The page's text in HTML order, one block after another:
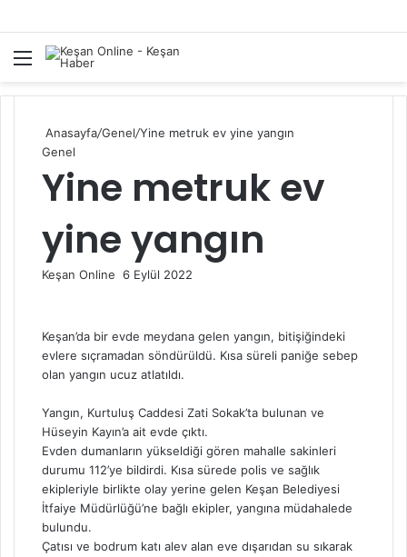
Menü
Anasayfa/Genel/Yine metruk ev yine yangın
Genel
Yine metruk ev
yine yangın
Keşan Online Bir
göndermek
6 Eylül 2022
Keşan’da bir evde meydana gelen yangın, bitişiğindeki
evlere sıçramadan söndürüldü. Kısa süreli paniğe sebep
olan yangın ucuz atlatıldı.
Yangın, Kurtuluş Caddesi Zati Sokak’ta bulunan ve
Hüseyin Kayın’a ait evde çıktı.
Evden dumanların yükseldiği gören mahalle sakinleri
durumu 112’ye bildirdi. Kısa sürede polis ve sağlık
ekipleriyle birlikte olay yerine gelen Keşan Belediyesi
İtfaiye Müdürlüğü’ne bağlı ekipler, yangına müdahalede
bulundu.
Çatısı ve bodrum katı alev alan eve dışarıdan su sıkarak